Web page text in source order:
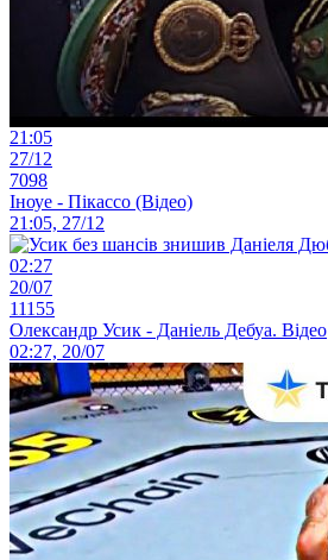
21:05
27/12
7098
Іноуе - Пікассо (Відео)
21:05, 27/12
02:27
20/07
11155
Олександр Усик - Даніель Дебуа. Відео
02:27, 20/07